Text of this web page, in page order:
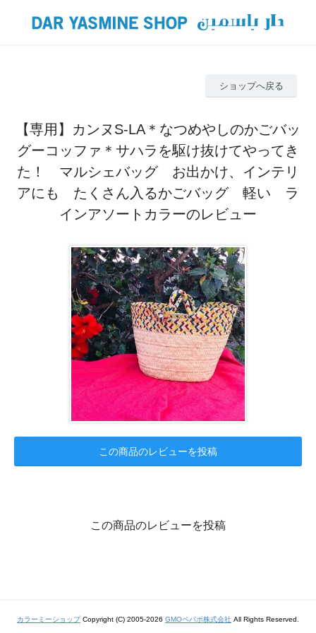
ショップへ戻る
【専用】カンヌS-LA＊なつめやしのかごバッ
グーコッファ＊サハラを駆け抜けてやってき
た！ マルシェバッグ お出かけ、インテリ
アにも たくさん入るかごバッグ 軽い ラ
インアソートカラーのレビュー
この商品のレビューを投稿
この商品のレビューを投稿
カラーミーショップCopyright (C) 2005-2026 GMOペパボ株式会社 All Rights Reserved.